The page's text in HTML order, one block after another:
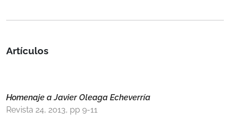
Artículos
Homenaje a Javier Oleaga Echeverría
Revista 24, 2013, pp 9-11